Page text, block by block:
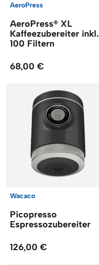
AeroPress
AeroPress® XL
Kaffeezubereiter inkl.
100 Filtern
68,00 €
Wacaco
Picopresso
Espressozubereiter
126,00 €